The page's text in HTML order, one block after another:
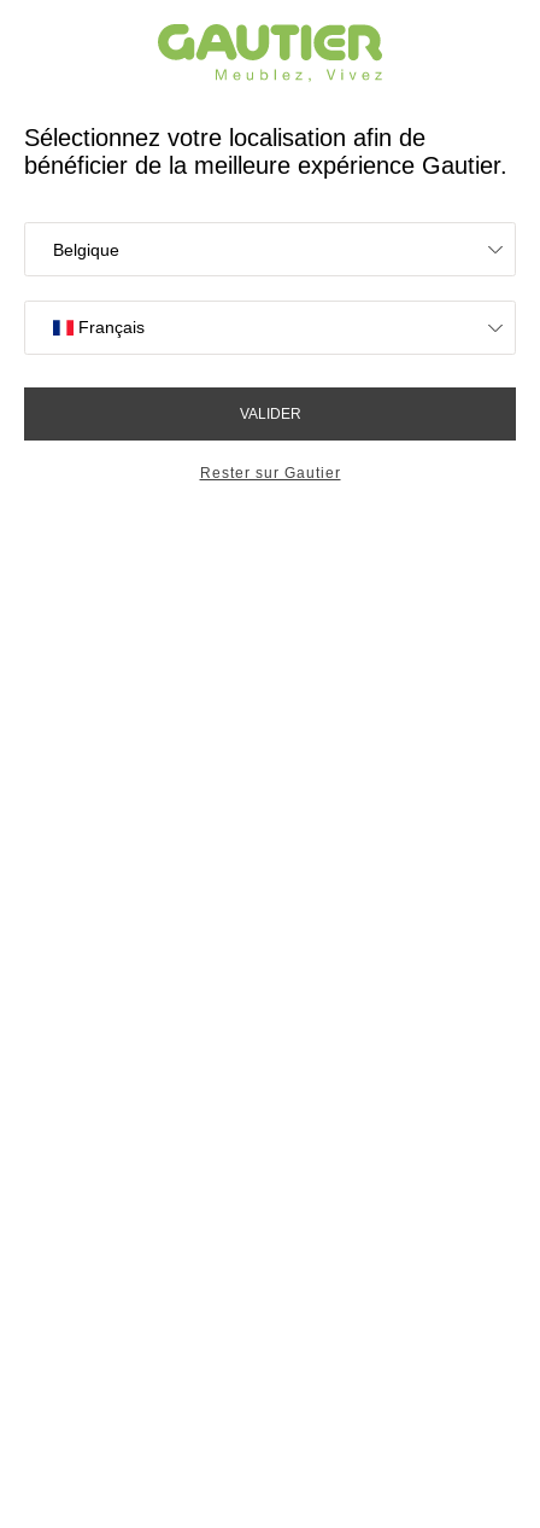
Créateur et fabricant français depuis 65 ans
Accueil Chambre Matelas et sommiers